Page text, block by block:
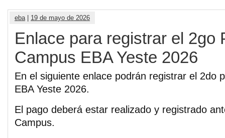
eba| 19 de mayo de 2026
Enlace para registrar el 2go
Campus EBA Yeste 2026
En el siguiente enlace podrán registrar el 2do
EBA Yeste 2026.
El pago deberá estar realizado y registrado
Campus.